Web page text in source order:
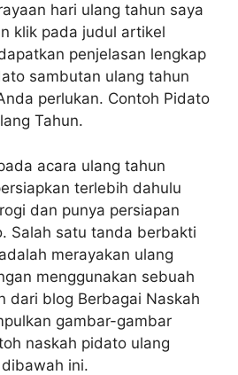
hari ulang tahun saya
klik pada judul artikel
penjelasan lengkap
sambutan ulang tahun
perlukan. Contoh Pidato
Tahun.
acara ulang tahun
terlebih dahulu
dan punya persiapan
Salah satu tanda berbakti
merayakan ulang
menggunakan sebuah
dari blog Berbagai Naskah
gambar-gambar
naskah pidato ulang
ini.